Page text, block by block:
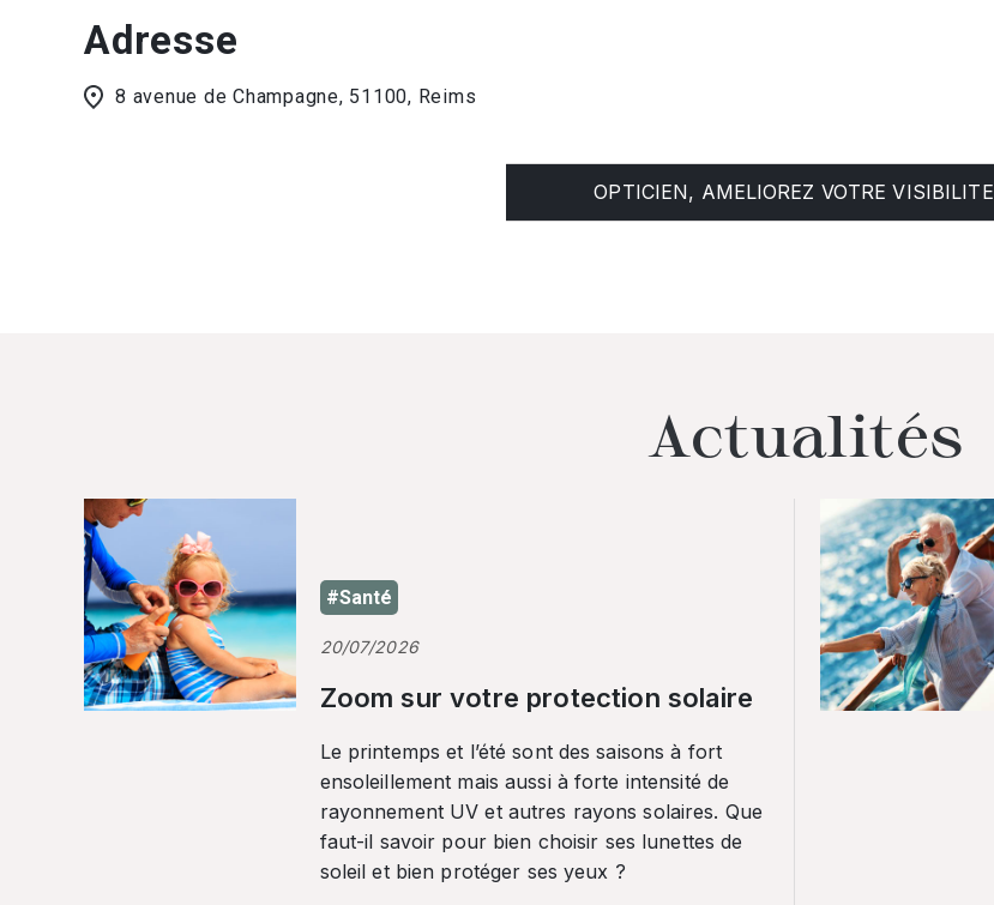
Adresse
8 avenue de Champagne, 51100, Reims
OPTICIEN, AMELIOREZ VOTRE VISIBILITE
Actualités
#Santé
20/07/2026
Zoom sur votre protection solaire
Le printemps et l’été sont des saisons à fort
ensoleillement mais aussi à forte intensité de
rayonnement UV et autres rayons solaires. Que
faut-il savoir pour bien choisir ses lunettes de
soleil et bien protéger ses yeux ?